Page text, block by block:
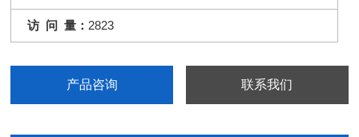
访 问 量： 2823
产品咨询 联系我们